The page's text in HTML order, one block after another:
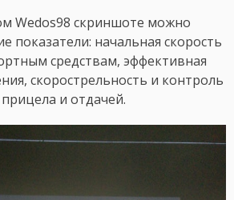
Wedos98 скриншоте можно
показатели: начальная скорость
средствам, эффективная
скорострельность и контроль
и отдачей.